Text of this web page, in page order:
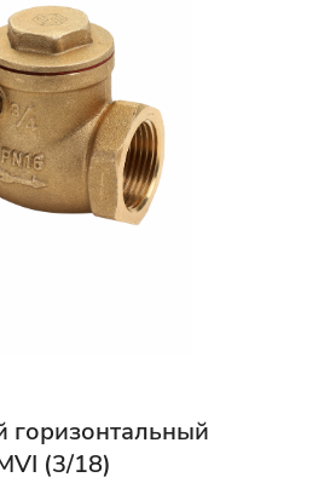
горизонтальный
(3/18)